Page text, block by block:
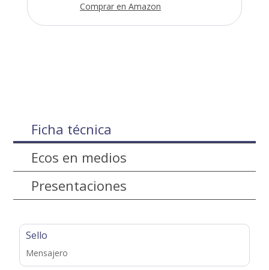
Comprar en Amazon
Ficha técnica
Ecos en medios
Presentaciones
Sello
Mensajero